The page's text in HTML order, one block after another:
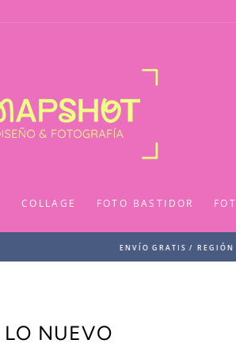
COLLAGE FOTO BASTIDOR
✨ Sobre $80.000 ✨
LO NUEVO